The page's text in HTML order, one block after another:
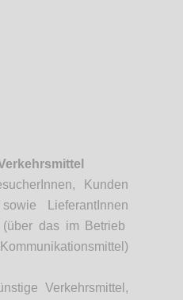
, Kunden
sowie
LieferantInnen
das im Betrieb
Verkehrsmittel,